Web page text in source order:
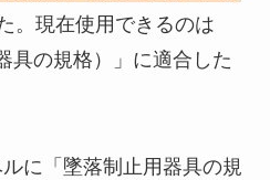
。現在使用できるのは
具の規格）」に適合した
に「墜落制止用器具の規